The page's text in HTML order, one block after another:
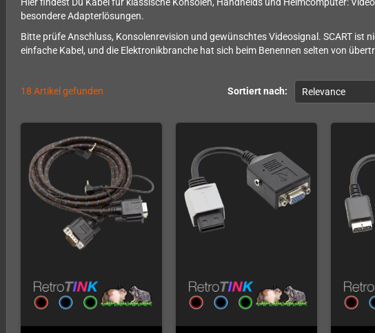
Hier findest Du Kabel für klassische Konsolen, Handhelds und Heimcomputer:
besondere Adapterlösungen.
Bitte prüfe Anschluss, Konsolenrevision und gewünschtes Videosignal. SCART ist
einfache Kabel, und die Elektronikbranche hat sich beim Benennen selten von
Sortiert nach: Relevance
18 Artikel gefunden